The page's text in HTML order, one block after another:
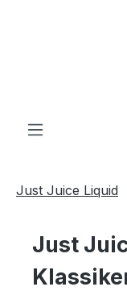
Just Juice Liquid
Just